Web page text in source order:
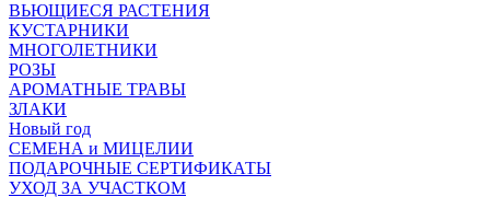
ВЬЮЩИЕСЯ РАСТЕНИЯ
КУСТАРНИКИ
МНОГОЛЕТНИКИ
РОЗЫ
АРОМАТНЫЕ ТРАВЫ
ЗЛАКИ
Новый год
СЕМЕНА и МИЦЕЛИИ
ПОДАРОЧНЫЕ СЕРТИФИКАТЫ
УХОД ЗА УЧАСТКОМ